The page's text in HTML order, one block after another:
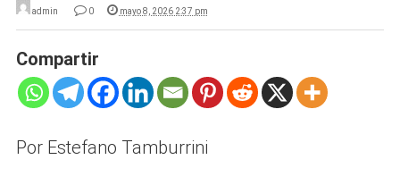
admin 0 mayo 8, 2026 2:37 pm
Compartir
Por Estefano Tamburrini